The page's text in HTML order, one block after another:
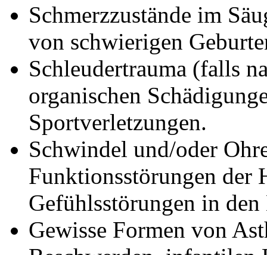
Schmerzzustände im
von schwierigen
Schleudertrauma (falls
organischen
Sportverletzungen.
Schwindel und/oder
Funktionsstörungen der
Gefühlsstörungen in
Gewisse Formen von